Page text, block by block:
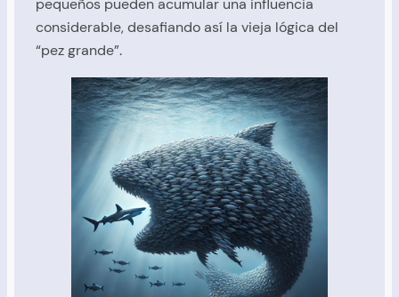
pequeños pueden acumular una influencia
considerable, desafiando así la vieja lógica del
“pez grande”.